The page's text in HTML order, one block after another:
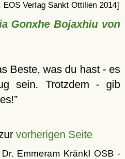
EOS Verlag Sankt Ottilien 2014]
Gonxhe Bojaxhiu von
Beste, was du hast - es
sein. Trotzdem - gib
vorherigen Seite
Emmeram Kränkl OSB -